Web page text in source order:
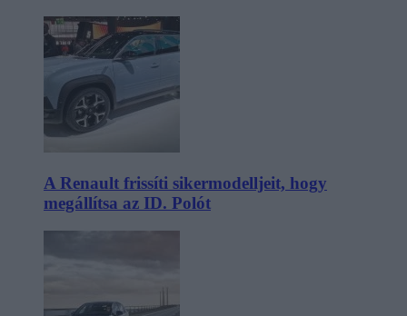
A Renault frissíti sikermodelljeit, hogy
megállítsa az ID. Polót